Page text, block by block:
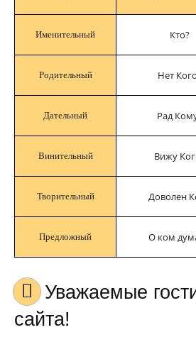
Именительный Кто?
Родительный Нет
Дательный Рад
Винительный Вижу
Творительный Доволен
Предложный О ком
Уважаемые гости нашего
сайта!